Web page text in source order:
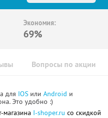
Экономия:
69%
Вопросы по акции
для IOS или Android и
Это удобно :)
I-shoper.ru со скидкой